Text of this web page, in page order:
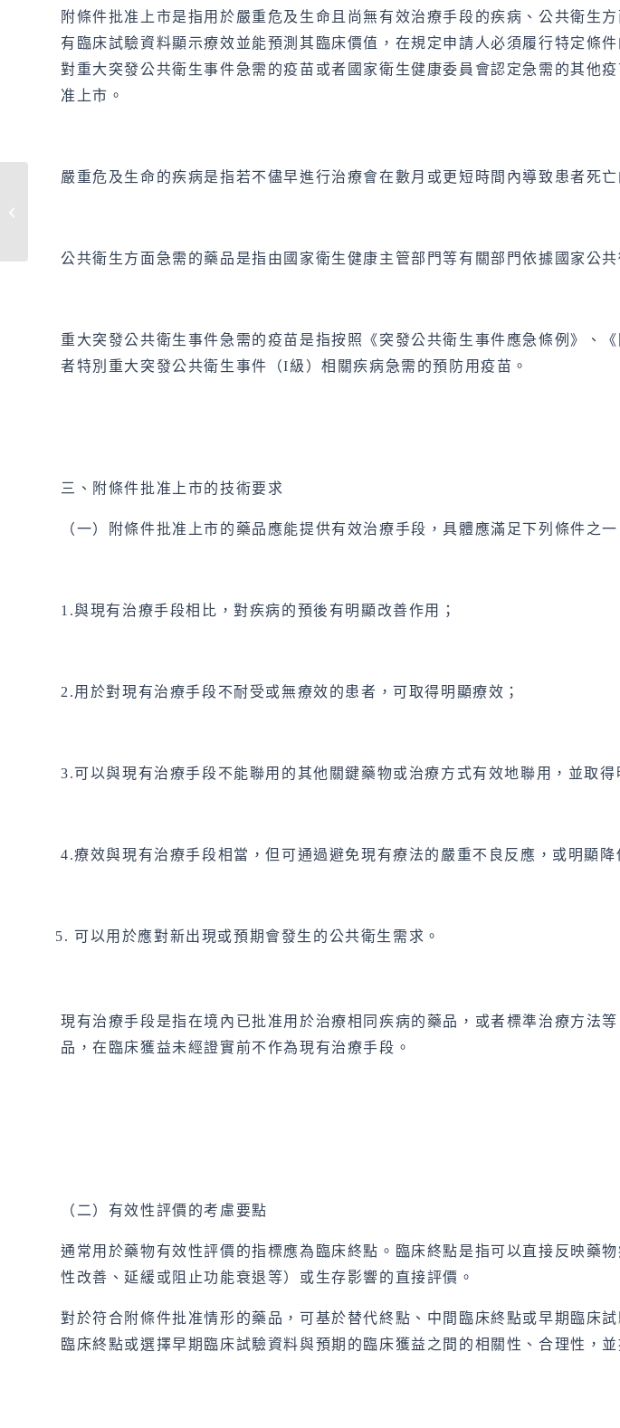
附條件批准上市是指用於嚴重危及生命且尚無有效治療手段的疾病、公共衛生
有臨床試驗資料顯示療效並能預測其臨床價值，在規定申請人必須履行特定條
對重大突發公共衛生事件急需的疫苗或者國家衛生健康委員會認定急需的其
准上市。
嚴重危及生命的疾病是指若不儘早進行治療會在數月或更短時間內導致患者死
公共衛生方面急需的藥品是指由國家衛生健康主管部門等有關部門依據國家公
重大突發公共衛生事件急需的疫苗是指按照《突發公共衛生事件應急條例》、
者特別重大突發公共衛生事件（I級）相關疾病急需的預防用疫苗。
三、附條件批准上市的技術要求
（一）附條件批准上市的藥品應能提供有效治療手段，具體應滿足下列條件之一
1.與現有治療手段相比，對疾病的預後有明顯改善作用；
2.用於對現有治療手段不耐受或無療效的患者，可取得明顯療效；
3.可以與現有治療手段不能聯用的其他關鍵藥物或治療方式有效地聯用，並取得
4.療效與現有治療手段相當，但可通過避免現有療法的嚴重不良反應，或明顯
可以用於應對新出現或預期會發生的公共衛生需求。
現有治療手段是指在境內已批准用於治療相同疾病的藥品，或者標準治療方法
品，在臨床獲益未經證實前不作為現有治療手段。
（二）有效性評價的考慮要點
通常用於藥物有效性評價的指標應為臨床終點。臨床終點是指可以直接反映藥
性改善、延緩或阻止功能衰退等）或生存影響的直接評價。
對於符合附條件批准情形的藥品，可基於替代終點、中間臨床終點或早期臨床
臨床終點或選擇早期臨床試驗資料與預期的臨床獲益之間的相關性、合理性，並